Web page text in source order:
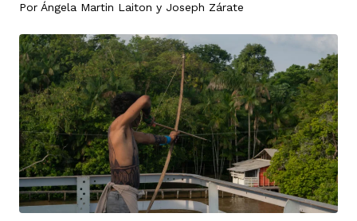
Por Ángela Martin Laiton y Joseph Zárate